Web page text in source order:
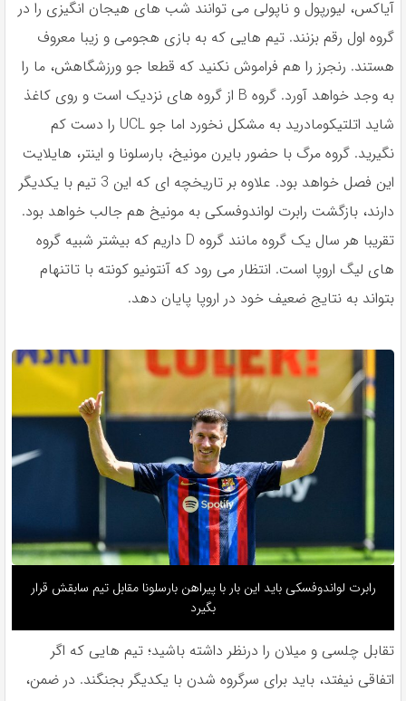
آياكس، ليورپول و ناپولى مى توانند شب هاى هيجان انگيزى را در
گروه اول رقم بزنند. تيم هايى كه به بازى هجومى و زيبا معروف
هستند. رنجرز را هم فراموش نكنيد كه قطعا جو ورزشگاهش، ما را
به وجد خواهد آورد. گروه B از گروه هاى نزديک است و روى كاغذ
شايد اتلتيكومادريد به مشكل نخورد اما جو UCL را دست كم
نگيريد. گروه مرگ با حضور بايرن مونيخ، بارسلونا و اينتر، هايلايت
اين فصل خواهد بود. علاوه بر تاريخچه اى كه اين 3 تيم با يكديگر
دارند، بازگشت رابرت لواندوفسكى به مونيخ هم جالب خواهد بود.
تقريبا هر سال يک گروه مانند گروه D داريم كه بيشتر شبيه گروه
هاى ليگ اروپا است. انتظار مى رود كه آنتونيو كونته با تاتنهام
بتواند به نتايج ضعيف خود در اروپا پايان دهد.
رابرت لواندوفسکی باید این بار با پیراهن بارسلونا مقابل تیم سابقش قرار
بگیرد
تقابل چلسى و ميلان را درنظر داشته باشيد؛ تيم هايى كه اگر
اتفاقى نيفتد، بايد براى سرگروه شدن با يكديگر بجنگند. در ضمن،